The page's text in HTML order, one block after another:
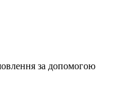
за допомогою